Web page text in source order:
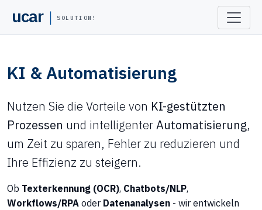
ucar SOLUTIONS
KI & Automatisierung
Nutzen Sie die Vorteile von KI-gestützten
Prozessen und intelligenterAutomatisierung,
um Zeit zu sparen, Fehler zu reduzieren und
Ihre Effizienz zu steigern.
Ob Texterkennung (OCR), Chatbots/NLP,
Workflows/RPA oder Datenanalysen - wir entwickeln